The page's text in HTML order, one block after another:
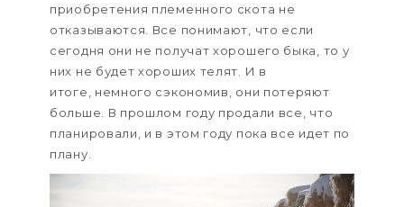
приобретения племенного скота не
отказываются. Все понимают, что если
сегодня они не получат хорошего быка, то у
них не будет хороших телят. И в
итоге, немного сэкономив, они потеряют
больше. В прошлом году продали все, что
планировали, и в этом году пока все идет по
плану.